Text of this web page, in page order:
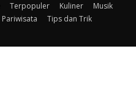
Terpopuler Kuliner
Musik
Pariwisata
Tips dan Trik